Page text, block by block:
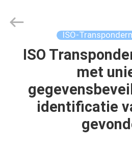
HUIS
PRODUCTEN
ISO-
ISO
met
identificatie